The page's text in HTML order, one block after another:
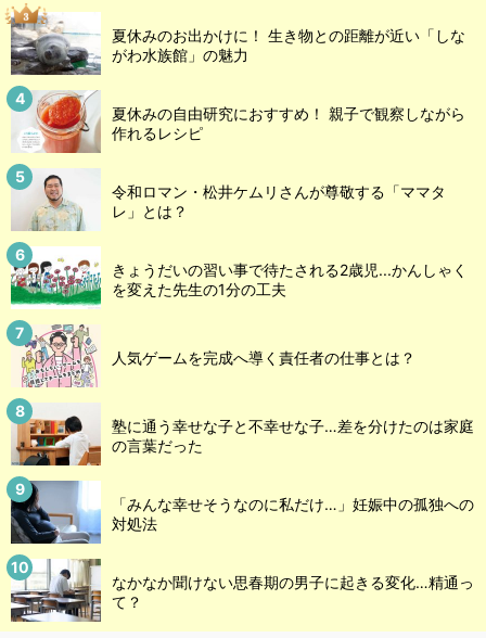
夏休みのお出かけに！ 生き物との距離が近い「しな
がわ水族館」の魅力
夏休みの自由研究におすすめ！ 親子で観察しながら
作れるレシピ
令和ロマン・松井ケムリさんが尊敬する「ママタ
レ」とは？
きょうだいの習い事で待たされる2歳児...かんしゃく
を変えた先生の1分の工夫
人気ゲームを完成へ導く責任者の仕事とは？
塾に通う幸せな子と不幸せな子…差を分けたのは家庭
の言葉だった
「みんな幸せそうなのに私だけ…」妊娠中の孤独への
対処法
なかなか聞けない思春期の男子に起きる変化…精通っ
て？